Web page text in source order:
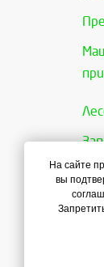
На сайте
вы